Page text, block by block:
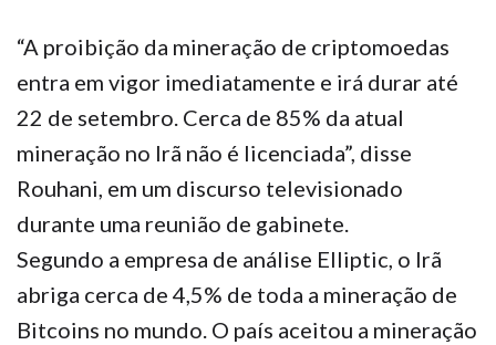
“A proibição da mineração de criptomoedas
entra em vigor imediatamente e irá durar até
22 de setembro. Cerca de 85% da atual
mineração no Irã não é licenciada”, disse
Rouhani, em um discurso televisionado
durante uma reunião de gabinete.
Segundo a empresa de análise Elliptic, o Irã
abriga cerca de 4,5% de toda a mineração de
Bitcoins no mundo. O país aceitou a mineração